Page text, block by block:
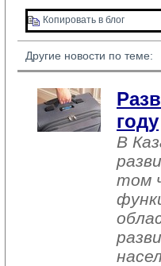
Копировать в блог
Другие новости по теме:
году
В
том